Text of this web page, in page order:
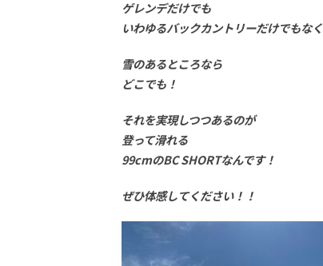
ゲレンデだけでも
いわゆるバックカントリーだけでもなく
雪のあるところなら
どこでも！
それを実現しつつあるのが
登って滑れる
99cmのBC SHORTなんです！
ぜひ体感してください！！